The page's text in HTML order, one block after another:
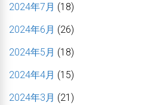
2024年7月 (18)
2024年6月 (26)
2024年5月 (18)
2024年4月 (15)
2024年3月 (21)